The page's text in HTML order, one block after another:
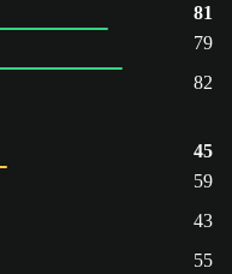
81
79
82
45
59
43
55